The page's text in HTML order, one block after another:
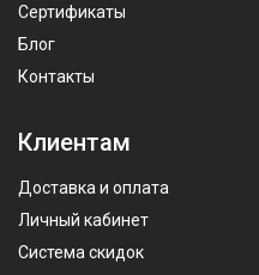
Сертификаты
Блог
Контакты
Клиентам
Доставка и оплата
Личный кабинет
Система скидок